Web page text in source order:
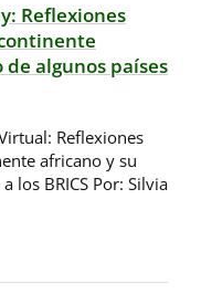
Reflexiones
algunos países
Reflexiones
africano y su
los BRICS Por: Silvia